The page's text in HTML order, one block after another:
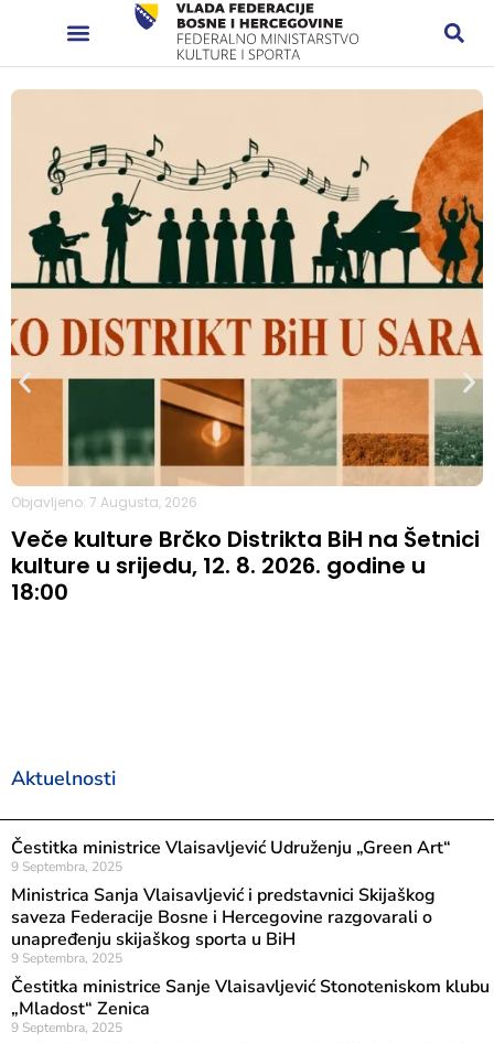
Objavljeno: 7 Augusta, 2026
Veče kulture Brčko Distrikta BiH na Šetnici
kulture u srijedu, 12. 8. 2026. godine u
18:00
Aktuelnosti
Čestitka ministrice Vlaisavljević Udruženju „Green Art“
9 Septembra, 2025
Ministrica Sanja Vlaisavljević i predstavnici Skijaškog
saveza Federacije Bosne i Hercegovine razgovarali o
unapređenju skijaškog sporta u BiH
9 Septembra, 2025
Čestitka ministrice Sanje Vlaisavljević Stonoteniskom klubu
„Mladost“ Zenica
9 Septembra, 2025